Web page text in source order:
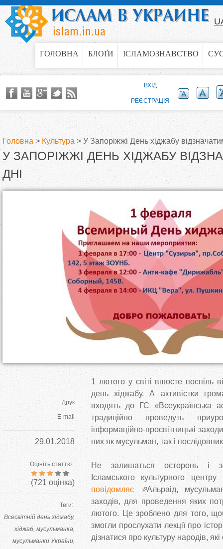
Jump to navigation
ГОЛОВНА БЛОҐИ ІСЛАМОЗНАВСТВО
В
и
Головна > Культура > У Запоріжжі День хіджабу
У ЗАПОРІЖЖІ ДЕНЬ ХІДЖАБУ
ДНІ
Друк
E-mail
29.01.2018
Оцініть статтю:
(721 оцінка)
Теги:
Всесвітній день хіджабу
хіджаб мусульманка
мусульманки України
1 лютого у світі вшосте поспіль
день хіджабу. А активістки
входять до ГС «Всеукраїнська
традиційно проведуть
інформаційно-просвітницькі
них як мусульман, так і
Не залишаться осторонь і
Ісламського культурного
повідомляє
Альраід,
заходів, для проведення яких
лютого. Це зроблено для того,
змогли прослухати лекції про
дізнатися про культуру народів,
ВХІД
РЕЄСТРАЦІЯ